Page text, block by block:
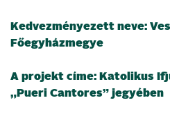
Kedvezményezett neve:
Főegyházmegye
A projekt címe: Katolikus
„Pueri Cantores” jegyében